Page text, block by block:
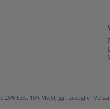
20% bzw. 10% MwSt, ggf. zuzüglich